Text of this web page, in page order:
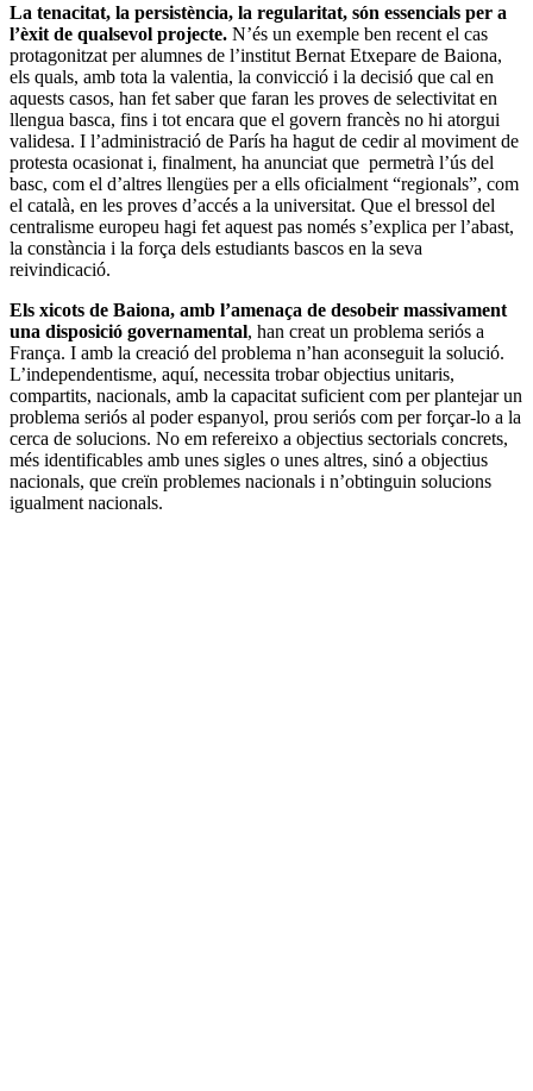
La tenacitat, la persistència, la regularitat, són essencials per a
l’èxit de qualsevol projecte. N’és un exemple ben recent el cas
protagonitzat per alumnes de l’institut Bernat Etxepare de Baiona,
els quals, amb tota la valentia, la convicció i la decisió que cal en
aquests casos, han fet saber que faran les proves de selectivitat en
llengua basca, fins i tot encara que el govern francès no hi atorgui
validesa. I l’administració de París ha hagut de cedir al moviment de
protesta ocasionat i, finalment, ha anunciat que permetrà l’ús del
basc, com el d’altres llengües per a ells oficialment “regionals”, com
el català, en les proves d’accés a la universitat. Que el bressol del
centralisme europeu hagi fet aquest pas només s’explica per l’abast,
la constància i la força dels estudiants bascos en la seva
reivindicació.
Els xicots de Baiona, amb l’amenaça de desobeir massivament
una disposició governamental, han creat un problema seriós a
França. I amb la creació del problema n’han aconseguit la solució.
L’independentisme, aquí, necessita trobar objectius unitaris,
compartits, nacionals, amb la capacitat suficient com per plantejar un
problema seriós al poder espanyol, prou seriós com per forçar-lo a la
cerca de solucions. No em refereixo a objectius sectorials concrets,
més identificables amb unes sigles o unes altres, sinó a objectius
nacionals, que creïn problemes nacionals i n’obtinguin solucions
igualment nacionals.